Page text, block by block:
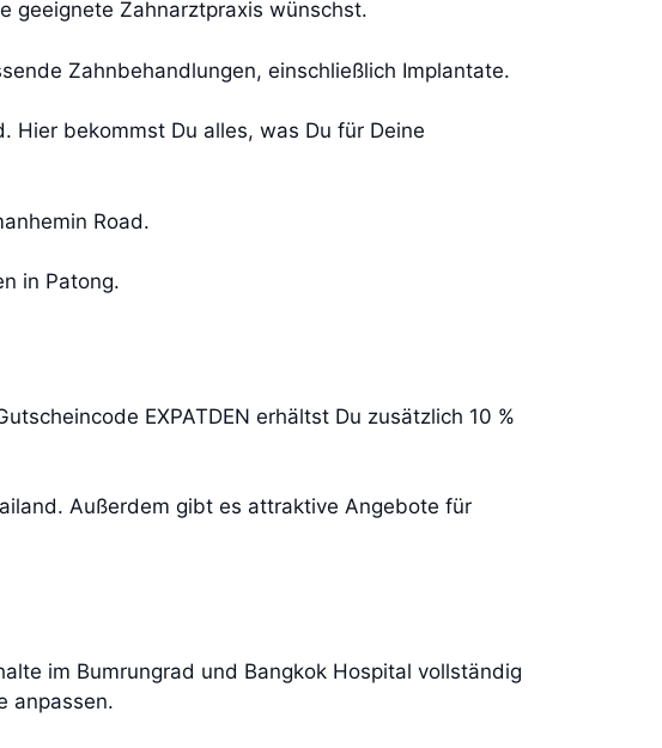
geeignete Zahnarztpraxis wünschst.
Zahnbehandlungen, einschließlich Implantate.
Hier bekommst Du alles, was Du für Deine
Road.
in Patong.
EXPATDEN erhältst Du zusätzlich 10 %
Außerdem gibt es attraktive Angebote für
im Bumrungrad und Bangkok Hospital vollständig
anpassen.